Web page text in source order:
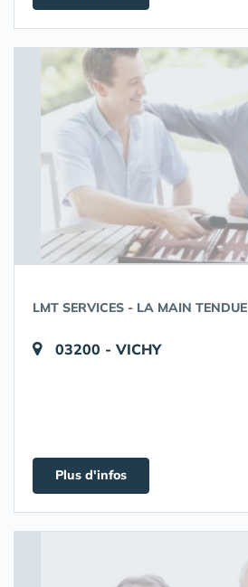
LMT SERVICES - LA MAIN TENDUE
03200 - VICHY
Plus d'infos